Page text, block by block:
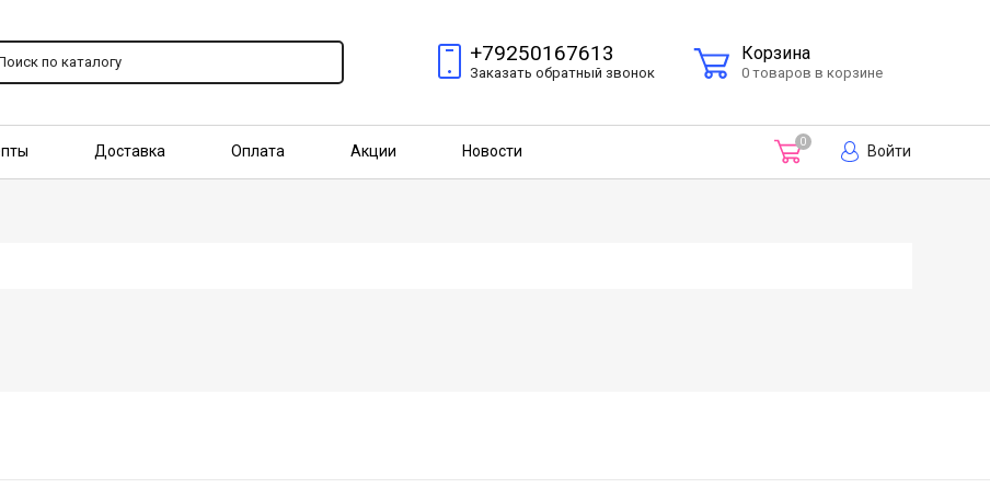
+79250167613
Заказать обратный звонок
Корзина
0 товаров в корзине
Доставка Оплата Акции Новости
0 Войти